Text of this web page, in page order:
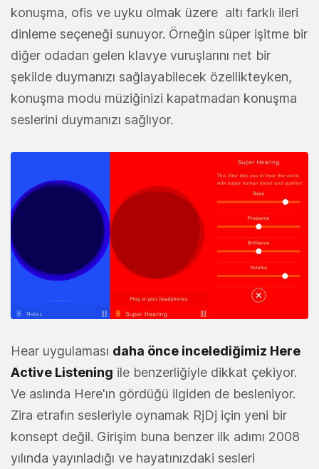
konuşma, ofis ve uyku olmak üzere altı farklı ileri
dinleme seçeneği sunuyor. Örneğin süper işitme bir
diğer odadan gelen klavye vuruşlarını net bir
şekilde duymanızı sağlayabilecek özellikteyken,
konuşma modu müziğinizi kapatmadan konuşma
seslerini duymanızı sağlıyor.
Hear uygulaması daha önce incelediğimiz Here
Active Listening ile benzerliğiyle dikkat çekiyor.
Ve aslında Here'ın gördüğü ilgiden de besleniyor.
Zira etrafın sesleriyle oynamak RjDj için yeni bir
konsept değil. Girişim buna benzer ilk adımı 2008
yılında yayınladığı ve hayatınızdaki sesleri